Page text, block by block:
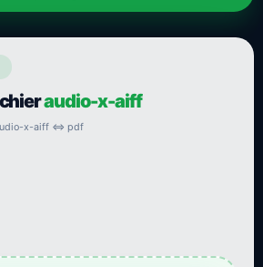
audio-x-aiff
x-aiff ⇔ pdf